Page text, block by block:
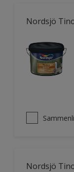
Nordsjö
Nordsjö